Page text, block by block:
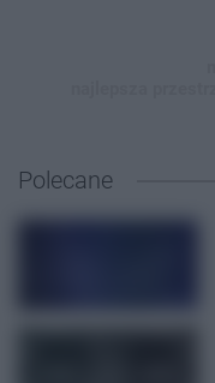
Polecane